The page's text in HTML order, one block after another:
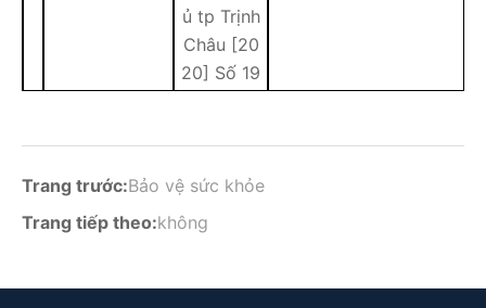
ủ tp Trịnh
Châu [20
20] Số 19
Trang trước:Bảo vệ sức khỏe
Trang tiếp theo:không